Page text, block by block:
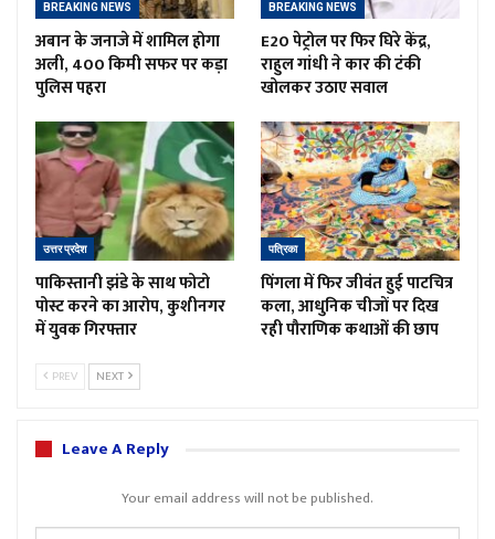
BREAKING NEWS
अबान के जनाजे में शामिल होगा
अली, 400 किमी सफर पर कड़ा
पुलिस पहरा
BREAKING NEWS
E20 पेट्रोल पर फिर घिरे केंद्र,
राहुल गांधी ने कार की टंकी
खोलकर उठाए सवाल
उत्तर प्रदेश
पाकिस्तानी झंडे के साथ फोटो
पोस्ट करने का आरोप, कुशीनगर
में युवक गिरफ्तार
पत्रिका
पिंगला में फिर जीवंत हुई पाटचित्र
कला, आधुनिक चीजों पर दिख
रही पौराणिक कथाओं की छाप
PREV NEXT
Leave A Reply
Your email address will not be published.